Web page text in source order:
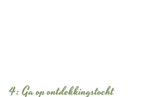
4: Ga op ontdekkingstocht